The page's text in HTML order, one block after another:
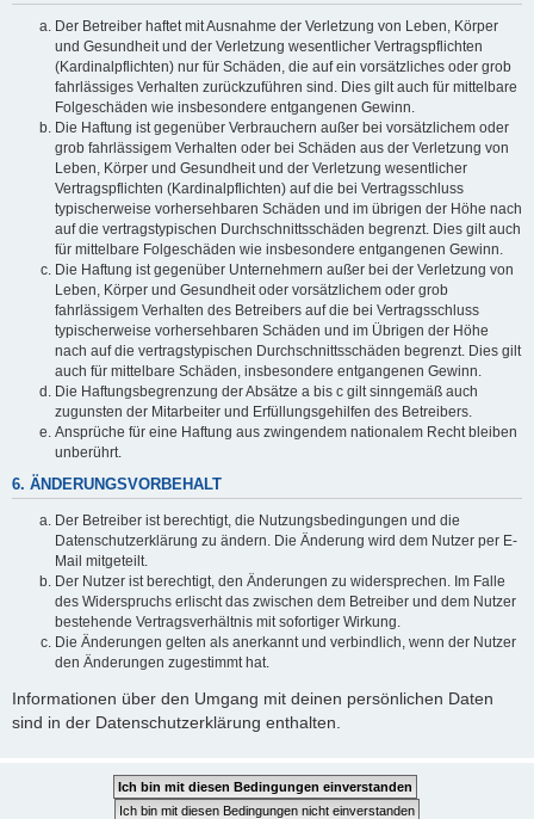
Der Betreiber haftet mit Ausnahme der Verletzung von Leben, Körper
und Gesundheit und der Verletzung wesentlicher Vertragspflichten
(Kardinalpflichten) nur für Schäden, die auf ein vorsätzliches oder grob
fahrlässiges Verhalten zurückzuführen sind. Dies gilt auch für mittelbare
Folgeschäden wie insbesondere entgangenen Gewinn.
Die Haftung ist gegenüber Verbrauchern außer bei vorsätzlichem oder
grob fahrlässigem Verhalten oder bei Schäden aus der Verletzung von
Leben, Körper und Gesundheit und der Verletzung wesentlicher
Vertragspflichten (Kardinalpflichten) auf die bei Vertragsschluss
typischerweise vorhersehbaren Schäden und im übrigen der Höhe nach
auf die vertragstypischen Durchschnittsschäden begrenzt. Dies gilt auch
für mittelbare Folgeschäden wie insbesondere entgangenen Gewinn.
Die Haftung ist gegenüber Unternehmern außer bei der Verletzung von
Leben, Körper und Gesundheit oder vorsätzlichem oder grob
fahrlässigem Verhalten des Betreibers auf die bei Vertragsschluss
typischerweise vorhersehbaren Schäden und im Übrigen der Höhe
nach auf die vertragstypischen Durchschnittsschäden begrenzt. Dies gilt
auch für mittelbare Schäden, insbesondere entgangenen Gewinn.
Die Haftungsbegrenzung der Absätze a bis c gilt sinngemäß auch
zugunsten der Mitarbeiter und Erfüllungsgehilfen des Betreibers.
Ansprüche für eine Haftung aus zwingendem nationalem Recht bleiben
unberührt.
6. ÄNDERUNGSVORBEHALT
Der Betreiber ist berechtigt, die Nutzungsbedingungen und die
Datenschutzerklärung zu ändern. Die Änderung wird dem Nutzer per E-
Mail mitgeteilt.
Der Nutzer ist berechtigt, den Änderungen zu widersprechen. Im Falle
des Widerspruchs erlischt das zwischen dem Betreiber und dem Nutzer
bestehende Vertragsverhältnis mit sofortiger Wirkung.
Die Änderungen gelten als anerkannt und verbindlich, wenn der Nutzer
den Änderungen zugestimmt hat.
Informationen über den Umgang mit deinen persönlichen Daten
sind in der Datenschutzerklärung enthalten.